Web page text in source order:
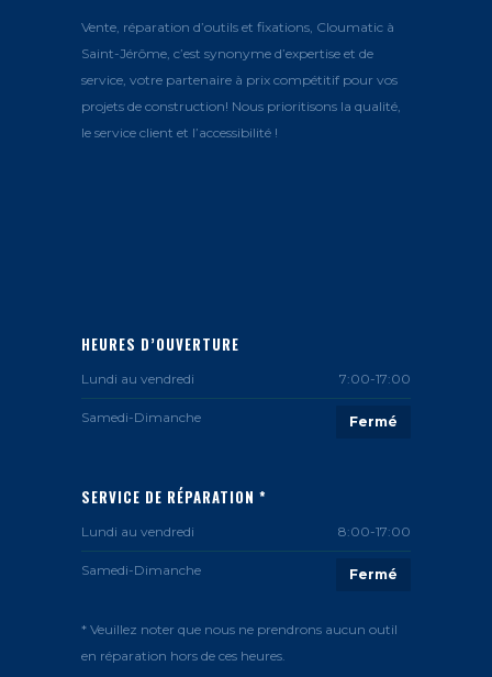
Vente, réparation d’outils et fixations, Cloumatic à
Saint-Jérôme, c’est synonyme d’expertise et de
service, votre partenaire à prix compétitif pour vos
projets de construction! Nous prioritisons la qualité,
le service client et l’accessibilité !
HEURES D’OUVERTURE
Lundi au vendredi 7:00-17:00
Samedi-Dimanche Fermé
SERVICE DE RÉPARATION *
Lundi au vendredi 8:00-17:00
Samedi-Dimanche Fermé
* Veuillez noter que nous ne prendrons aucun outil
en réparation hors de ces heures.